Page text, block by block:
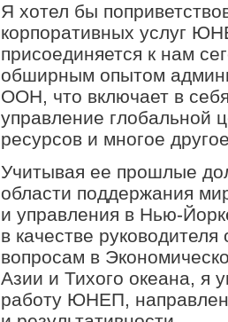
Я хотел бы
корпоративных услуг
присоединяется к нам
обширным опытом
ООН, что включает в
управление глобальной
ресурсов и многое
Учитывая ее прошлые
области поддержания
и управления в Нью-
в качестве
вопросам в
Азии и Тихого океана, я
работу ЮНЕП,